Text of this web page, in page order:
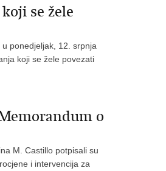
se žele
ponedjeljak, 12. srpnja
koji se žele povezati
o
M. Castillo potpisali su
i intervencija za